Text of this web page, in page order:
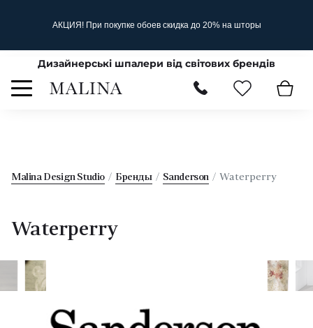
АКЦИЯ! При покупке обоев скидка до 20% на шторы
Дизайнерські шпалери від світових брендів
Malina Design Studio Бренды Sanderson Waterperry
Waterperry